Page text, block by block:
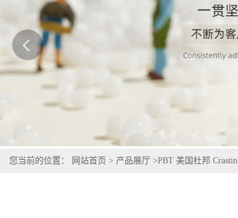
您当前的位置： 网站首页 > 产品展厅 >PBT 美国杜邦 Crastin